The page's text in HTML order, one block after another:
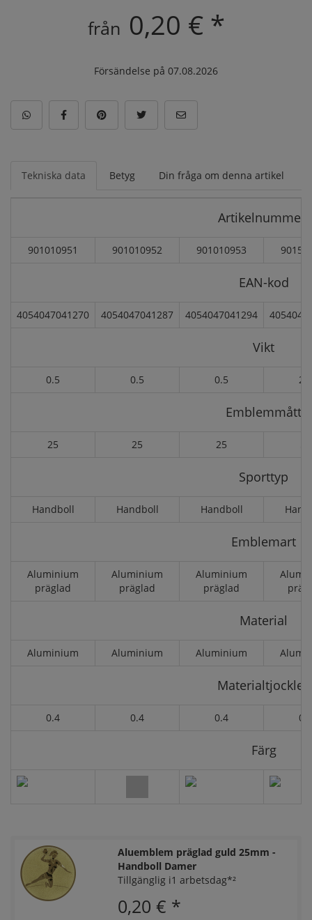
från 0,20 € *
Försändelse på 07.08.2026
Tekniska data Betyg Din fråga om denna artikel
Artikelnummer:
901010951 901010952 901010953
EAN-kod
4054047041270 4054047041287 4054047041294
Vikt
0.5 0.5 0.5 2.1
Emblemmått
25 25 25
Sporttyp
Handboll Handboll Handboll
Emblemart
Aluminium
präglad
Aluminium
präglad
Aluminium
präglad
Material
Aluminium Aluminium Aluminium
Materialtjocklek
0.4 0.4 0.4 0.4
Färg
Aluemblem präglad guld 25mm -
Handboll Damer
Tillgänglig i1 arbetsdag*²
0,20 € *